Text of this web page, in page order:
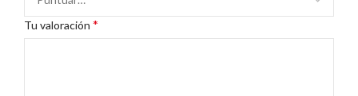
Tu valoración *